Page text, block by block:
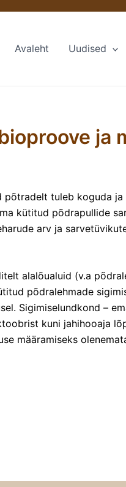
Avaleht Uudised
ja
tuleb koguda ja
kütitud põdrapullide
arv ja
alalõualuid (v.a
põdralehmade
Sigimiselundkond –
kuni jahihooaja
määramiseks